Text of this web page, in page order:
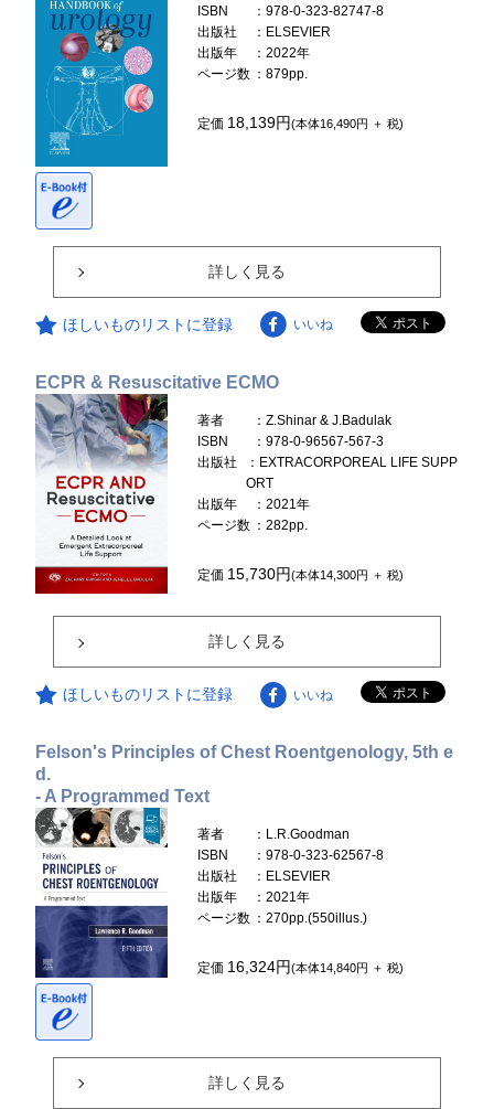
ISBN
：978-0-323-82747-8
出版社
：ELSEVIER
出版年
：2022年
ページ数 ：879pp.
定価 18,139円(本体16,490円 ＋ 税)
詳しく見る
ほしいものリストに登録 いいね
ECPR & Resuscitative ECMO
著者
：Z.Shinar & J.Badulak
ISBN
：978-0-96567-567-3
出版社
：EXTRACORPOREAL LIFE SUPP
ORT
出版年
：2021年
ページ数 ：282pp.
定価 15,730円(本体14,300円 ＋ 税)
詳しく見る
ほしいものリストに登録 いいね
Felson's Principles of Chest Roentgenology, 5th e
d.
- A Programmed Text
著者
：L.R.Goodman
ISBN
：978-0-323-62567-8
出版社
：ELSEVIER
出版年
：2021年
ページ数 ：270pp.(550illus.)
定価 16,324円(本体14,840円 ＋ 税)
詳しく見る